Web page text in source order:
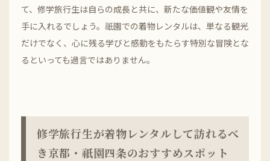
て、修学旅行生は自らの成長と共に、新たな価値観や友情を
手に入れるでしょう。祇園での着物レンタルは、単なる観光
だけでなく、心に残る学びと感動をもたらす特別な冒険とな
るといっても過言ではありません。
修学旅行生が着物レンタルして訪れるべ
き京都・祇園四条のおすすめスポット